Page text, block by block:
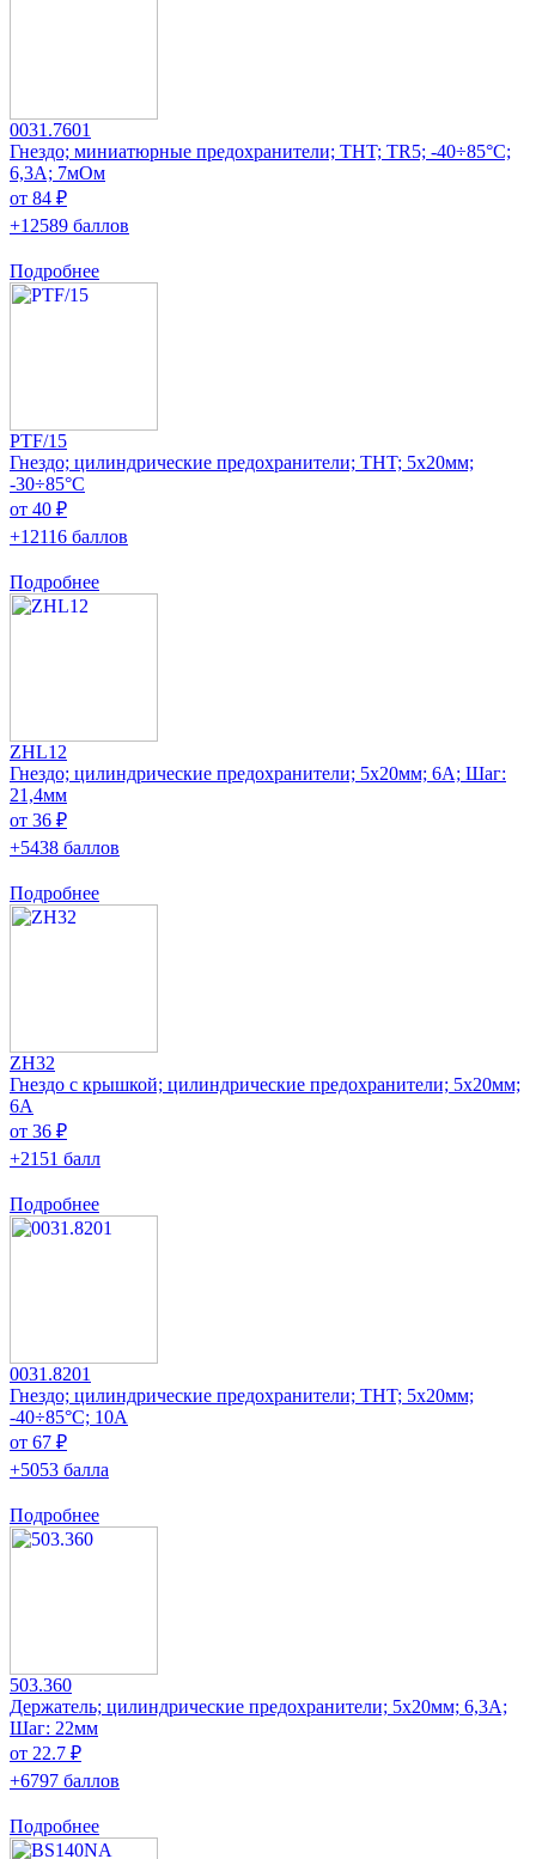
0031.7601
Гнездо; миниатюрные предохранители; THT; TR5; -40÷85°C;
6,3А; 7мОм
от 84 ₽
+12589 баллов
Подробнее
PTF/15
Гнездо; цилиндрические предохранители; THT; 5x20мм;
-30÷85°C
от 40 ₽
+12116 баллов
Подробнее
ZHL12
Гнездо; цилиндрические предохранители; 5x20мм; 6А; Шаг:
21,4мм
от 36 ₽
+5438 баллов
Подробнее
ZH32
Гнездо с крышкой; цилиндрические предохранители; 5x20мм;
6А
от 36 ₽
+2151 балл
Подробнее
0031.8201
Гнездо; цилиндрические предохранители; THT; 5x20мм;
-40÷85°C; 10А
от 67 ₽
+5053 балла
Подробнее
503.360
Держатель; цилиндрические предохранители; 5x20мм; 6,3А;
Шаг: 22мм
от 22.7 ₽
+6797 баллов
Подробнее